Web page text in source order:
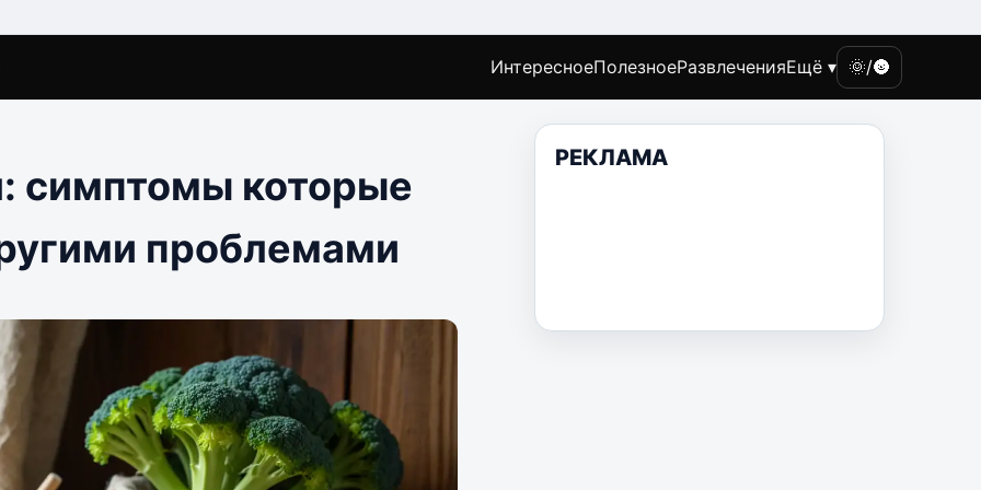
ИнтересноеПолезноеРазвлеченияЕщё ▾ 🌞/🌚
симптомы которые
проблемами
РЕКЛАМА